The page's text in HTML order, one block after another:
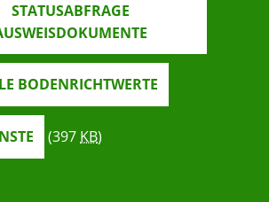
STATUSABFRAGE
BODENRICHTWERTE
(397 KB)